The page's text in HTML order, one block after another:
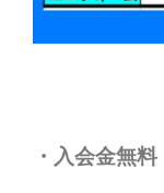
・入会金無料